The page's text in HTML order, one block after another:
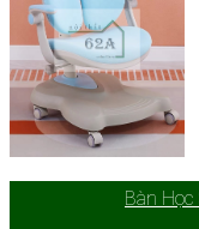
Bàn